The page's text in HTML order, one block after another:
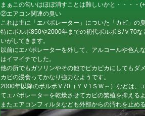
まぁこの匂いはほぼ消すことは難しいかと・・・・
②エアコン関連の臭い
これは主に「エバポレーター」についた「カビ」の臭
特にボルボ850や2000年までの初代ボルボＳ/Ｖ70
いがしてきます。
以前にエバポレーターを外して、アルコールや色ん
はイマイチでした。
他の所でもガソリンやその他でピカピカにして
カビの浸食ってかなり強力なようです。
2000年以降のボルボＶ70（ＹＶ1ＳＷ～）などは、
てエバポレーターを乾燥させてカビの繁殖を抑える
またエアコンフィルタなども外部からの汚れを止め